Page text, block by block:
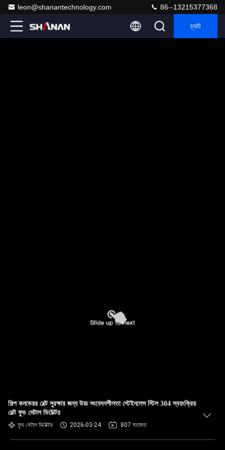
leon@shanantechnology.com 86--13215377368
চ্যাট
শিল্প কনভেয়র বেল্ট সুরক্ষার জন্য উচ্চ সংবেদনশীলতা স্টেইনলেস স্টিল 304 স্বয়ংক্রিয়
বেল্ট ফুড মেটাল ডিটেক্টর
ফুড মেটাল ডিটেক্টর 2026-03-24 807 মতামত